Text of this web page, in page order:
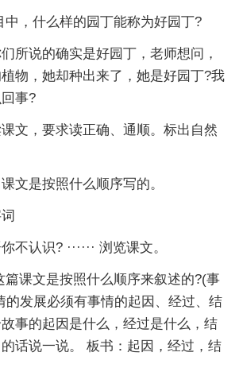
中，什么样的园丁能称为好园丁?
所说的确实是好园丁，老师想问，
物，她却种出来了，她是好园丁?我
事?
文，要求读正确、通顺。标出自然
文是按照什么顺序写的。
不认识? ······ 浏览课文。
篇课文是按照什么顺序来叙述的?(事
的发展必须有事情的起因、经过、结
事的起因是什么，经过是什么，结
话说一说。 板书：起因，经过，结